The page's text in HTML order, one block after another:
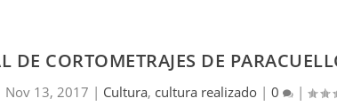
DE CORTOMETRAJES DE
Nov 13, 2017 | Cultura, cultura realizado |0 |